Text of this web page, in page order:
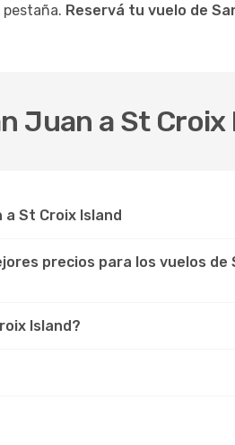
Reservá tu vuelo de
Juan a St Croix
St Croix Island
precios para los vuelos de
Island?